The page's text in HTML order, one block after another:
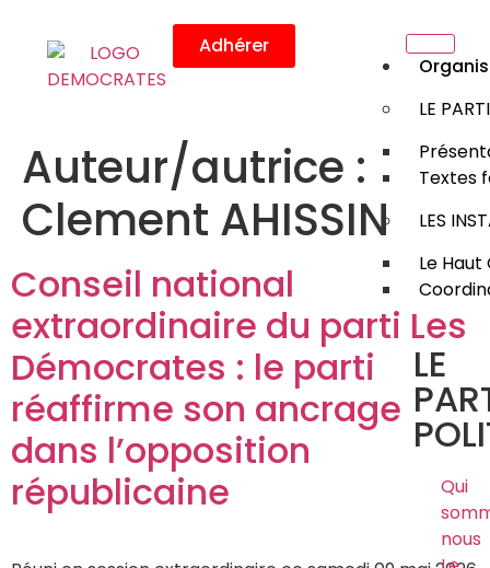
Adhérer
LE
Textes
LES
Le Haut
LE
Qui
nous
Auteur/autrice :
Clement AHISSIN
Conseil national
extraordinaire du parti Les
Démocrates : le parti
réaffirme son ancrage
dans l’opposition
républicaine